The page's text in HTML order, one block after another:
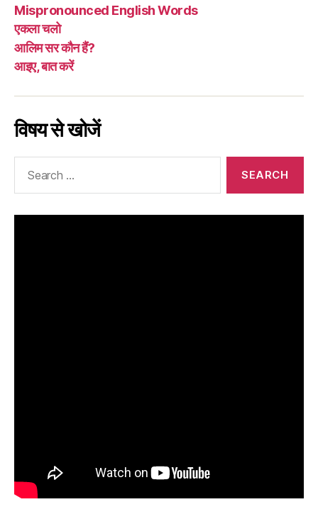
Mispronounced English Words
एकला चलो
आलिम सर कौन हैं?
आइए, बात करें
विषय से खोजें